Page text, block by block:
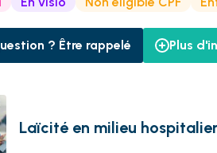
? Être rappelé Plus
Laïcité en milieu